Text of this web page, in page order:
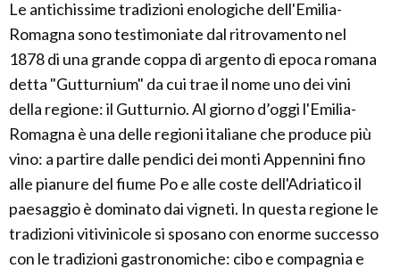
Le antichissime tradizioni enologiche dell'Emilia-
Romagna sono testimoniate dal ritrovamento nel
1878 di una grande coppa di argento di epoca romana
detta "Gutturnium" da cui trae il nome uno dei vini
della regione: il Gutturnio. Al giorno d’oggi l'Emilia-
Romagna è una delle regioni italiane che produce più
vino: a partire dalle pendici dei monti Appennini fino
alle pianure del fiume Po e alle coste dell'Adriatico il
paesaggio è dominato dai vigneti. In questa regione le
tradizioni vitivinicole si sposano con enorme successo
con le tradizioni gastronomiche: cibo e compagnia e